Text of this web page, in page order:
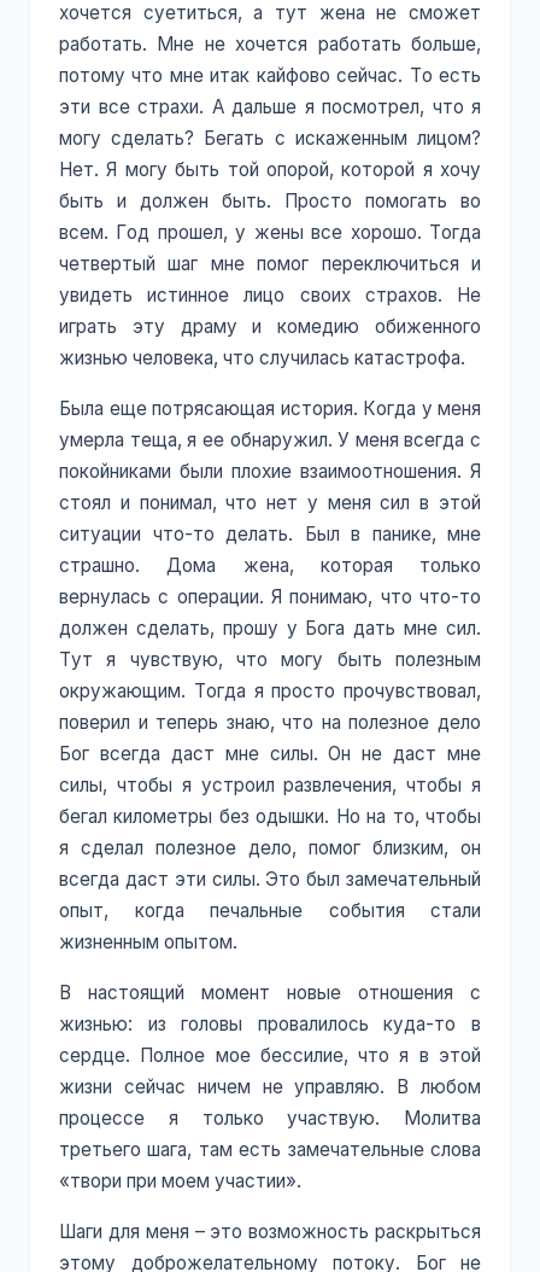
хочется суетиться, а тут жена не сможет
работать. Мне не хочется работать больше,
потому что мне итак кайфово сейчас. То есть
эти все страхи. А дальше я посмотрел, что я
могу сделать? Бегать с искаженным лицом?
Нет. Я могу быть той опорой, которой я хочу
быть и должен быть. Просто помогать во
всем. Год прошел, у жены все хорошо. Тогда
четвертый шаг мне помог переключиться и
увидеть истинное лицо своих страхов. Не
играть эту драму и комедию обиженного
жизнью человека, что случилась катастрофа.
Была еще потрясающая история. Когда у меня
умерла теща, я ее обнаружил. У меня всегда с
покойниками были плохие взаимоотношения. Я
стоял и понимал, что нет у меня сил в этой
ситуации что-то делать. Был в панике, мне
страшно. Дома жена, которая только
вернулась с операции. Я понимаю, что что-то
должен сделать, прошу у Бога дать мне сил.
Тут я чувствую, что могу быть полезным
окружающим. Тогда я просто прочувствовал,
поверил и теперь знаю, что на полезное дело
Бог всегда даст мне силы. Он не даст мне
силы, чтобы я устроил развлечения, чтобы я
бегал километры без одышки. Но на то, чтобы
я сделал полезное дело, помог близким, он
всегда даст эти силы. Это был замечательный
опыт, когда печальные события стали
жизненным опытом.
В настоящий момент новые отношения с
жизнью: из головы провалилось куда-то в
сердце. Полное мое бессилие, что я в этой
жизни сейчас ничем не управляю. В любом
процессе я только участвую. Молитва
третьего шага, там есть замечательные слова
«твори при моем участии».
Шаги для меня – это возможность раскрыться
этому доброжелательному потоку. Бог не